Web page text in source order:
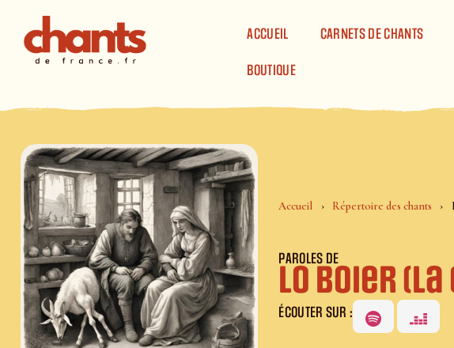
ACCUEIL
CARNETS DE CHANTS
BOUTIQUE
Accueil Répertoire des chants
PAROLES DE
Lo Boier
ÉCOUTER SUR :